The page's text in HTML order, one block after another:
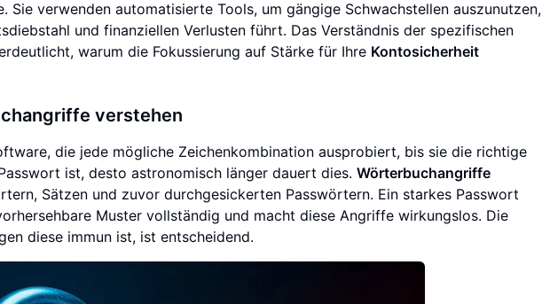
Sie verwenden automatisierte Tools, um gängige Schwachstellen auszunutzen,
und finanziellen Verlusten führt. Das Verständnis der spezifischen
warum die Fokussierung auf Stärke für Ihre Kontosicherheit
verstehen
die jede mögliche Zeichenkombination ausprobiert, bis sie die richtige
ist, desto astronomisch länger dauert dies. Wörterbuchangriffe
Sätzen und zuvor durchgesickerten Passwörtern. Ein starkes Passwort
Muster vollständig und macht diese Angriffe wirkungslos. Die
diese immun ist, ist entscheidend.